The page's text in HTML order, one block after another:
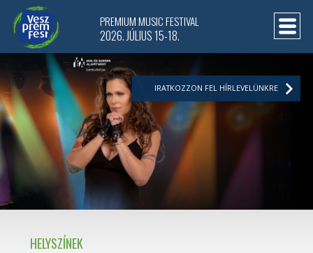
HELYSZÍNEK
PREMIUM MUSIC FESTIVAL
2026. JÚLIUS 15-18.
IRATKOZZON FEL HÍRLEVELÜNKRE